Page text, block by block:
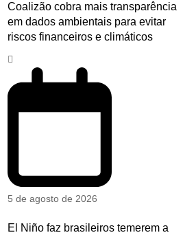
Coalizão cobra mais transparência
em dados ambientais para evitar
riscos financeiros e climáticos
5 de agosto de 2026
El Niño faz brasileiros temerem a